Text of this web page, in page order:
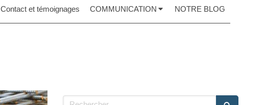
Contact et témoignages COMMUNICATION NOTRE BLOG
Rechercher